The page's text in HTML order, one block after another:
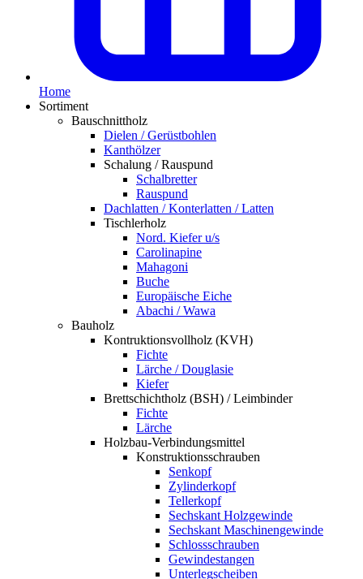
Home
Sortiment
Bauschnittholz
Dielen / Gerüstbohlen
Kanthölzer
Schalung / Rauspund
Schalbretter
Rauspund
Dachlatten / Konterlatten / Latten
Tischlerholz
Nord. Kiefer u/s
Carolinapine
Mahagoni
Buche
Europäische Eiche
Abachi / Wawa
Bauholz
Kontruktionsvollholz (KVH)
Fichte
Lärche / Douglasie
Kiefer
Brettschichtholz (BSH) / Leimbinder
Fichte
Lärche
Holzbau-Verbindungsmittel
Konstruktionsschrauben
Senkopf
Zylinderkopf
Tellerkopf
Sechskant Holzgewinde
Sechskant Maschinengewinde
Schlossschrauben
Gewindestangen
Unterlegscheiben